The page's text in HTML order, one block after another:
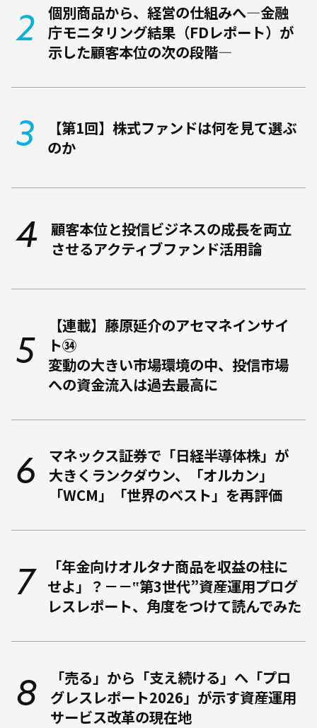
個別商品から、経営の仕組みへ―金融
庁モニタリング結果（FDレポート）が
示した顧客本位の次の段階―
【第1回】株式ファンドは何を見て選ぶ
のか
顧客本位と投信ビジネスの成長を両立
させるアクティブファンド活用論
【連載】藤原延介のアセマネインサイ
ト㉞
変動の大きい市場環境の中、投信市場
への資金流入は過去最高に
マネックス証券で「日経半導体株」が
大きくランクダウン、「オルカン」
「WCM」「世界のベスト」を再評価
「年金向けオルタナ商品を収益の柱に
せよ」？－－‟第3世代”資産運用プログ
レスレポート、角度をつけて読んでみた
「売る」から「支え続ける」へ――「プロ
グレスレポート2026」が示す資産運用
サービス改革の現在地